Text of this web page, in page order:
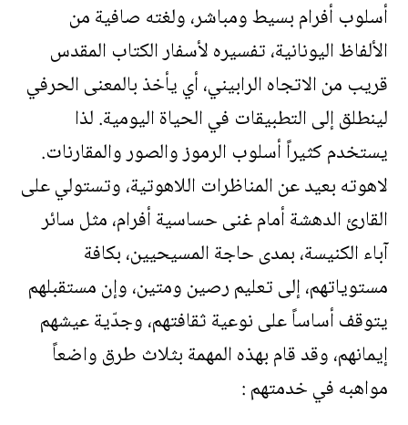
أسلوب أفرام بسيط ومباشر، ولغته صافية من
الألفاظ اليونانية، تفسيره لأسفار الكتاب المقدس
قريب من الاتجاه الرابيني، أي يأخذ بالمعنى الحرفي
لينطلق إلى التطبيقات في الحياة اليومية. لذا
يستخدم كثيراً أسلوب الرموز والصور والمقارنات.
لاهوته بعيد عن المناظرات اللاهوتية، وتستولي على
القارئ الدهشة أمام غنى حساسية أفرام، مثل سائر
آباء الكنيسة، بمدى حاجة المسيحيين، بكافة
مستوياتهم، إلى تعليم رصين ومتين، وإن مستقبلهم
يتوقف أساساً على نوعية ثقافتهم، وجدّية عيشهم
إيمانهم، وقد قام بهذه المهمة بثلاث طرق واضعاً
مواهبه في خدمتهم :